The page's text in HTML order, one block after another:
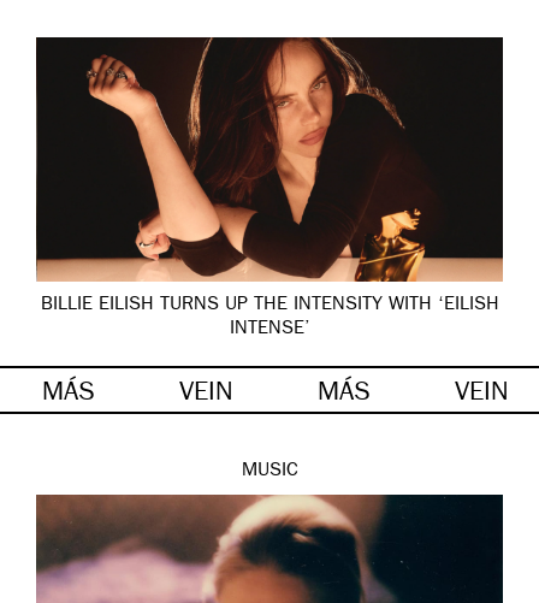
BILLIE EILISH TURNS UP THE INTENSITY WITH ‘EILISH
INTENSE’
MÁS VEIN MÁS VEIN
MUSIC